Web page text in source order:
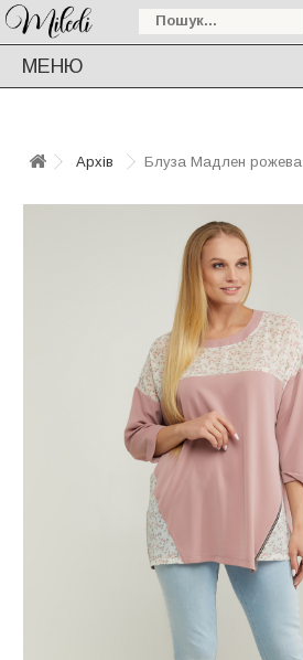
МЕНЮ
Архів Блуза Мадлен рожева